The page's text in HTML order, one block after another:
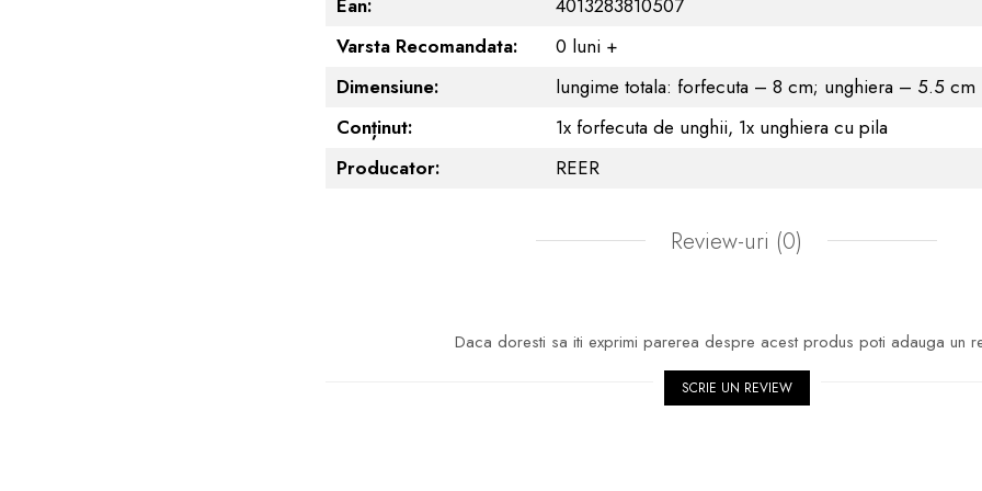
Ean:
4013283810507
Varsta Recomandata:
0 luni +
Dimensiune:
lungime totala: forfecuta – 8 cm; unghiera – 5.5 cm
Conținut:
1x forfecuta de unghii, 1x unghiera cu pila
Producator:
REER
Review-uri (0)
Daca doresti sa iti exprimi parerea despre acest produs poti adauga un
SCRIE UN REVIEW